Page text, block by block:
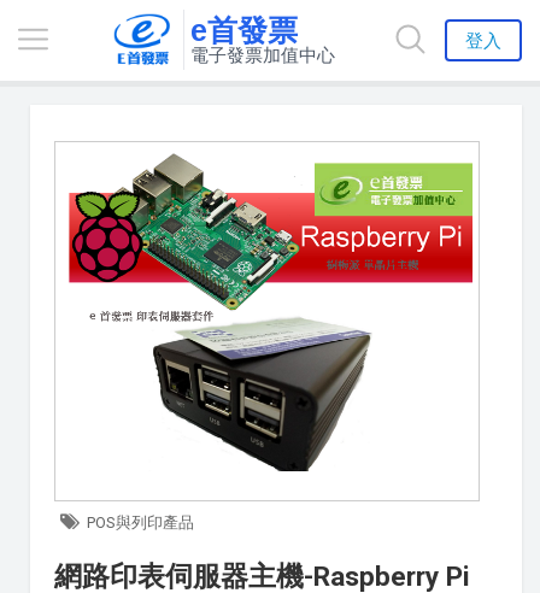
e首發票
電子發票加值中心
登入
POS與列印產品
網路印表伺服器主機-Raspberry Pi